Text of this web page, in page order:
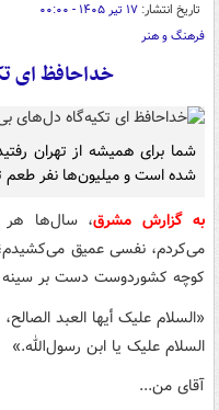
تاریخ انتشار: ۱۷ تیر ۱۴۰۵ - ۰۰:۰۰
فرهنگ و هنر
خداحافظ ای
شما برای همیشه از تهران
شده است و میلیون‌ها نفر طعم
به گزارش مشرق، سال‌ها هر
می‌کردم، نفسی عمیق
کوچه کشوردوست دست بر سینه
«السلام علیک أیها العبد الصالح،
السلام علیک یا ابن رسول‌الله.»
آقای من...